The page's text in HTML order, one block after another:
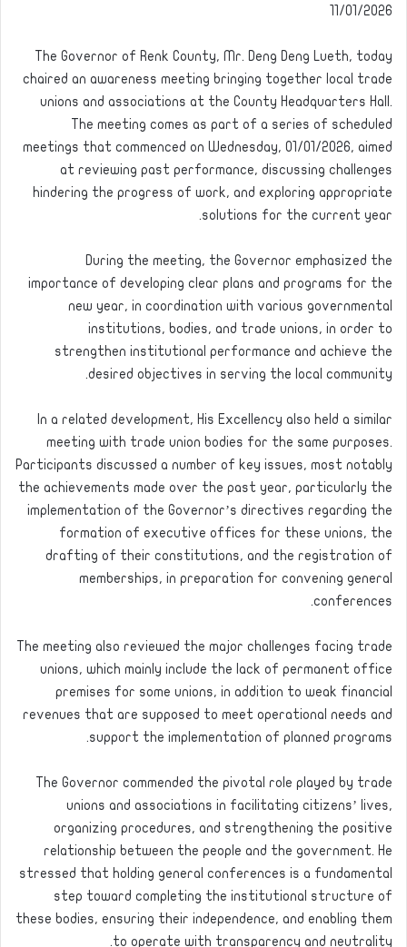
11/01/2026
The Governor of Renk County, Mr. Deng Deng Lueth, today
chaired an awareness meeting bringing together local trade
unions and associations at the County Headquarters Hall.
The meeting comes as part of a series of scheduled
meetings that commenced on Wednesday, 01/01/2026, aimed
at reviewing past performance, discussing challenges
hindering the progress of work, and exploring appropriate
solutions for the current year.
During the meeting, the Governor emphasized the
importance of developing clear plans and programs for the
new year, in coordination with various governmental
institutions, bodies, and trade unions, in order to
strengthen institutional performance and achieve the
desired objectives in serving the local community.
In a related development, His Excellency also held a similar
meeting with trade union bodies for the same purposes.
Participants discussed a number of key issues, most notably
the achievements made over the past year, particularly the
implementation of the Governor’s directives regarding the
formation of executive offices for these unions, the
drafting of their constitutions, and the registration of
memberships, in preparation for convening general
conferences.
The meeting also reviewed the major challenges facing trade
unions, which mainly include the lack of permanent office
premises for some unions, in addition to weak financial
revenues that are supposed to meet operational needs and
support the implementation of planned programs.
The Governor commended the pivotal role played by trade
unions and associations in facilitating citizens’ lives,
organizing procedures, and strengthening the positive
relationship between the people and the government. He
stressed that holding general conferences is a fundamental
step toward completing the institutional structure of
these bodies, ensuring their independence, and enabling them
to operate with transparency and neutrality.